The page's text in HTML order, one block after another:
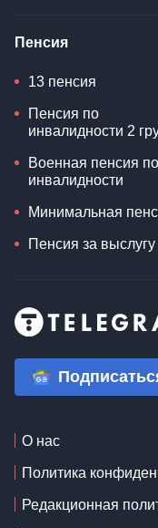
Пенсия
13 пенсия
Пенсия по
инвалидности 2
Военная пенсия по
инвалидности
Минимальная
Пенсия за выслугу
О нас
Политика
Редакционная